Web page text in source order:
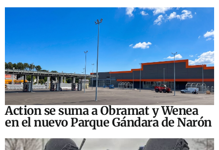
Action se suma a Obramat y Wenea
en el nuevo Parque Gándara de Narón